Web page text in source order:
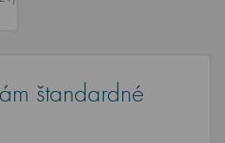
štandardné